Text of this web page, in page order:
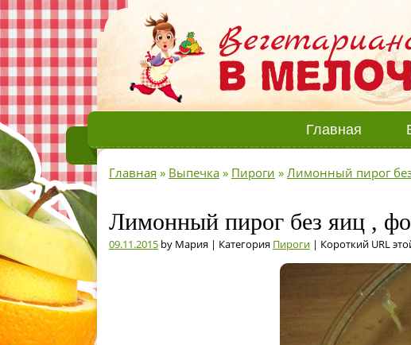
Главная
Главная » Выпечка » Пироги » Лимонный пирог
Лимонный пирог без яиц ,
09.11.2015 by Мария | Категория Пироги | Короткий URL